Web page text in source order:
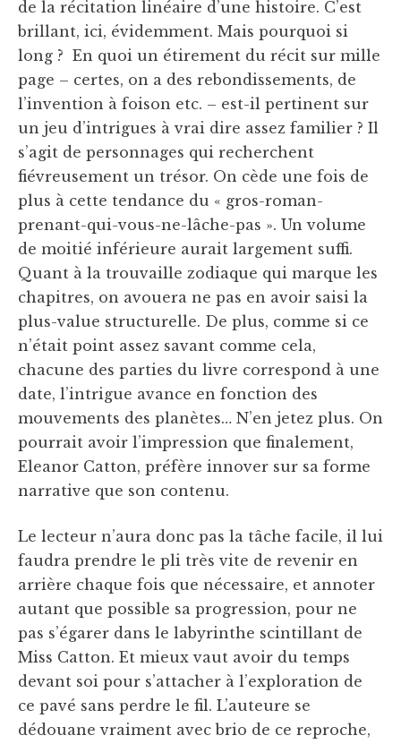
de la récitation linéaire d’une histoire. C’est
brillant, ici, évidemment. Mais pourquoi si
long ? En quoi un étirement du récit sur mille
page – certes, on a des rebondissements, de
l’invention à foison etc. – est-il pertinent sur
un jeu d’intrigues à vrai dire assez familier ? Il
s’agit de personnages qui recherchent
fiévreusement un trésor. On cède une fois de
plus à cette tendance du « gros-roman-
prenant-qui-vous-ne-lâche-pas ». Un volume
de moitié inférieure aurait largement suffi.
Quant à la trouvaille zodiaque qui marque les
chapitres, on avouera ne pas en avoir saisi la
plus-value structurelle. De plus, comme si ce
n’était point assez savant comme cela,
chacune des parties du livre correspond à une
date, l’intrigue avance en fonction des
mouvements des planètes… N’en jetez plus. On
pourrait avoir l’impression que finalement,
Eleanor Catton, préfère innover sur sa forme
narrative que son contenu.
Le lecteur n’aura donc pas la tâche facile, il lui
faudra prendre le pli très vite de revenir en
arrière chaque fois que nécessaire, et annoter
autant que possible sa progression, pour ne
pas s’égarer dans le labyrinthe scintillant de
Miss Catton. Et mieux vaut avoir du temps
devant soi pour s’attacher à l’exploration de
ce pavé sans perdre le fil. L’auteure se
dédouane vraiment avec brio de ce reproche,